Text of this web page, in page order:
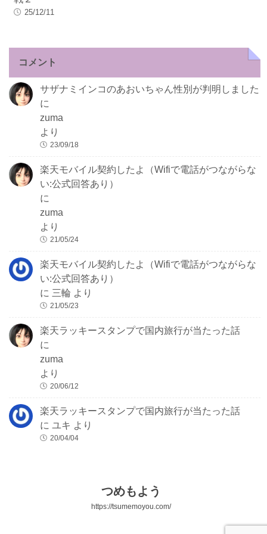
25/12/11
コメント
サザナミインコのあおいちゃん性別が判明しました
に
zuma
より
23/09/18
楽天モバイル契約したよ（Wifiで電話がつながらな
い:公式回答あり）
に
zuma
より
21/05/24
楽天モバイル契約したよ（Wifiで電話がつながらな
い:公式回答あり）
に 三輪 より
21/05/23
楽天ラッキースタンプで国内旅行が当たった話
に
zuma
より
20/06/12
楽天ラッキースタンプで国内旅行が当たった話
にユキ より
20/04/04
つめもよう
https://tsumemoyou.com/